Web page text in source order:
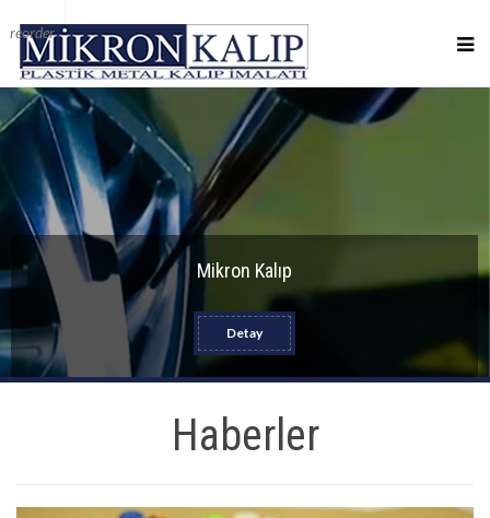
reorder
Mikron Kalıp
Detay
Haberler